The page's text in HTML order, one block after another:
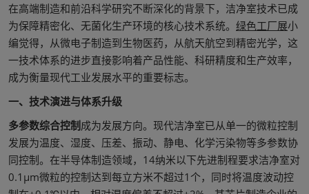
在高端制造和前沿科学研究不断深化的背景下，洁净室技术已成
为保障精密化、无菌化生产环境的核心技术系统。 绿色工厂展小
编觉得，从微电子制造到生物医药，从航天航空到精密光学，这
一技术体系的进步直接影响着产品性能、科研精度和生产效率，
成为衡量现代工业发展水平的重要标志。
一、技术演进与体系升级
多参数综合控制 成为发展方向。现代洁净室已从单一的微粒控制
发展为温度、湿度、压差、振动、静电、化学污染物等多参数协
同控制。在半导体制造领域，14纳米以下先进制程要求洁净室对
0.1μm微粒的控制达到每立方米不超过1个，同时将温度波动控